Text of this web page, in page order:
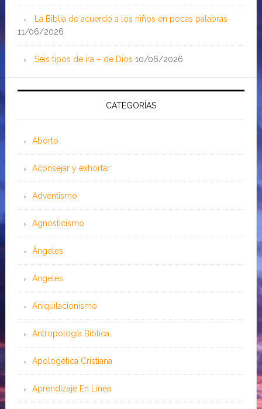
La Biblia de acuerdo a los niños en pocas palabras
11/06/2026
Seis tipos de ira – de Dios 10/06/2026
CATEGORÍAS
Aborto
Aconsejar y exhortar
Adventismo
Agnosticismo
Ángeles
Angeles
Aniquilacionismo
Antropología Bíblica
Apologética Cristiana
Aprendizaje En Línea